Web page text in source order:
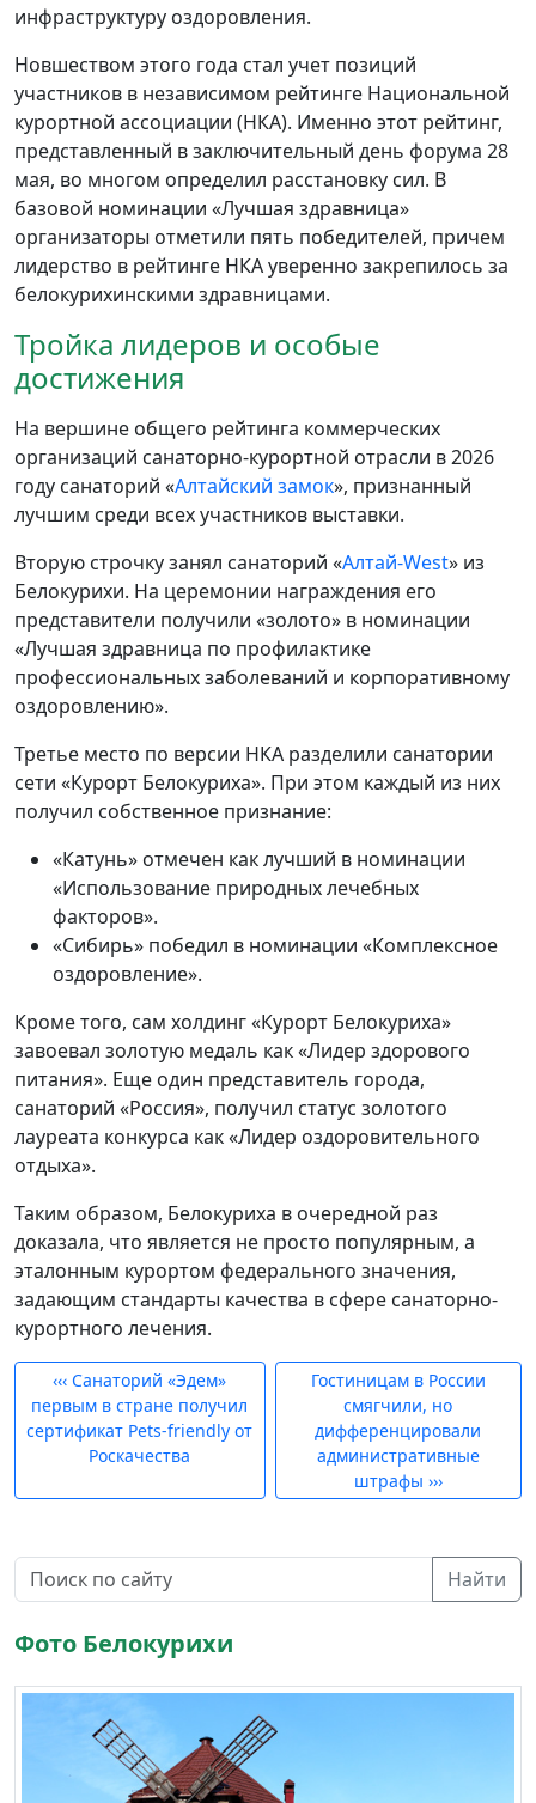
инфраструктуру оздоровления.
Новшеством этого года стал учет позиций
участников в независимом рейтинге Национальной
курортной ассоциации (НКА). Именно этот рейтинг,
представленный в заключительный день форума 28
мая, во многом определил расстановку сил. В
базовой номинации «Лучшая здравница»
организаторы отметили пять победителей, причем
лидерство в рейтинге НКА уверенно закрепилось за
белокурихинскими здравницами.
Тройка лидеров и особые
достижения
На вершине общего рейтинга коммерческих
организаций санаторно-курортной отрасли в 2026
году санаторий «Алтайский замок», признанный
лучшим среди всех участников выставки.
Вторую строчку занял санаторий «Алтай-West» из
Белокурихи. На церемонии награждения его
представители получили «золото» в номинации
«Лучшая здравница по профилактике
профессиональных заболеваний и корпоративному
оздоровлению».
Третье место по версии НКА разделили санатории
сети «Курорт Белокуриха». При этом каждый из них
получил собственное признание:
«Катунь» отмечен как лучший в номинации
«Использование природных лечебных
факторов».
«Сибирь» победил в номинации «Комплексное
оздоровление».
Кроме того, сам холдинг «Курорт Белокуриха»
завоевал золотую медаль как «Лидер здорового
питания». Еще один представитель города,
санаторий «Россия», получил статус золотого
лауреата конкурса как «Лидер оздоровительного
отдыха».
Таким образом, Белокуриха в очередной раз
доказала, что является не просто популярным, а
эталонным курортом федерального значения,
задающим стандарты качества в сфере санаторно-
курортного лечения.
‹‹‹ Санаторий «Эдем»
первым в стране получил
сертификат Pets-friendly от
Роскачества
Гостиницам в России
смягчили, но
дифференцировали
административные
штрафы ›››
Найти
Фото Белокурихи